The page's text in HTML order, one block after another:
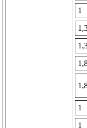
1
1
1